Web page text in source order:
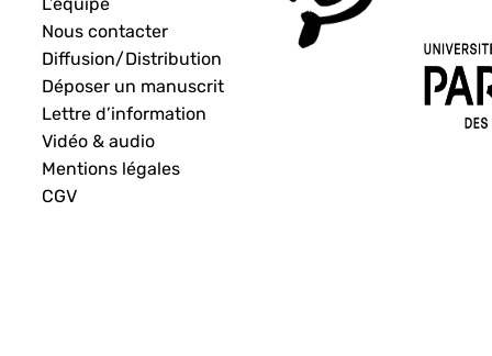
Nous contacter
Diffusion/Distribution
Déposer un manuscrit
Lettre d’information
Vidéo & audio
Mentions légales
CGV